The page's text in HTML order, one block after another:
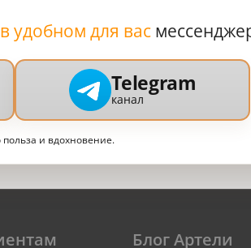
в удобном для вас
Telegram
канал
польза и вдохновение.
Блог Артели